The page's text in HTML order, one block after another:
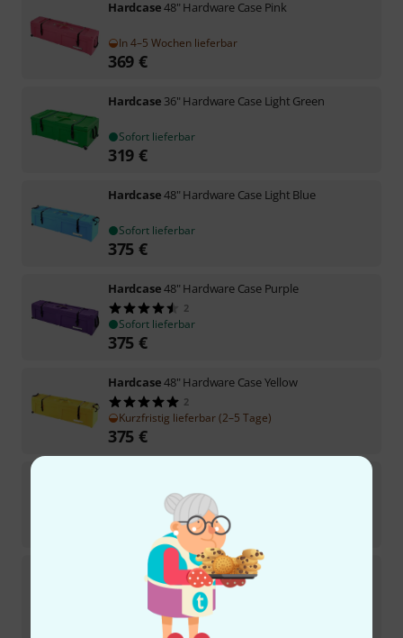
Hardcase48" Hardware Case Pink
In 4–5 Wochen lieferbar
369 €
Hardcase 36" Hardware Case Light Green
Sofort lieferbar
319 €
Hardcase48" Hardware Case Light Blue
Sofort lieferbar
375 €
Hardcase48" Hardware Case Purple
2
Sofort lieferbar
375 €
Hardcase48" Hardware Case Yellow
2
Kurzfristig lieferbar (2–5 Tage)
375 €
1
In 4–5 Wochen lieferbar
36" Hardware Case Yellow
Sofort lieferbar